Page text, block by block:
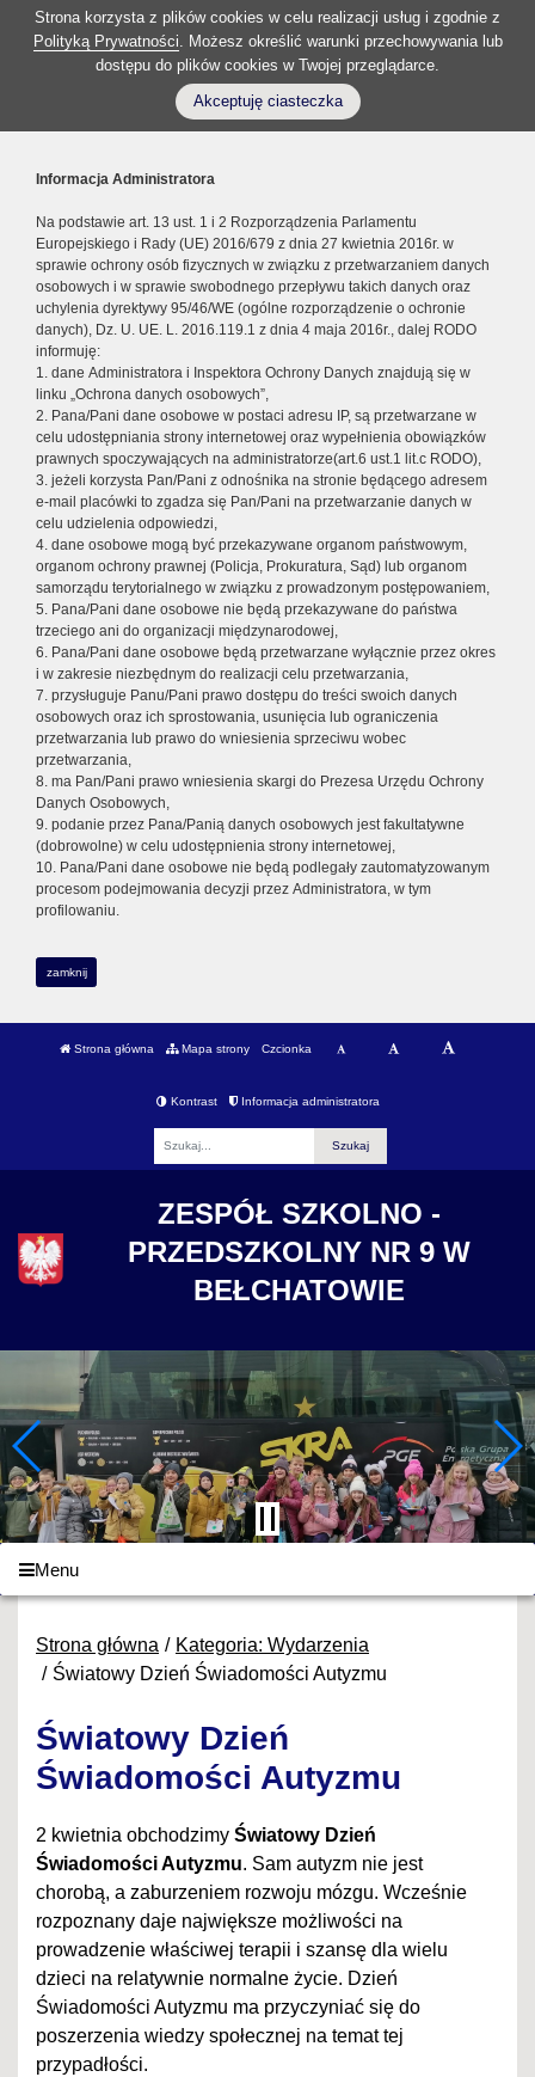
Strona korzysta z plików cookies w celu realizacji usług i zgodnie z
Polityką Prywatności. Możesz określić warunki przechowywania lub
dostępu do plików cookies w Twojej przeglądarce.
Akceptuję ciasteczka
Informacja Administratora
Na podstawie art. 13 ust. 1 i 2 Rozporządzenia Parlamentu
Europejskiego i Rady (UE) 2016/679 z dnia 27 kwietnia 2016r. w
sprawie ochrony osób fizycznych w związku z przetwarzaniem danych
osobowych i w sprawie swobodnego przepływu takich danych oraz
uchylenia dyrektywy 95/46/WE (ogólne rozporządzenie o ochronie
danych), Dz. U. UE. L. 2016.119.1 z dnia 4 maja 2016r., dalej RODO
informuję:
1. dane Administratora i Inspektora Ochrony Danych znajdują się w
linku „Ochrona danych osobowych”,
2. Pana/Pani dane osobowe w postaci adresu IP, są przetwarzane w
celu udostępniania strony internetowej oraz wypełnienia obowiązków
prawnych spoczywających na administratorze(art.6 ust.1 lit.c RODO),
3. jeżeli korzysta Pan/Pani z odnośnika na stronie będącego adresem
e-mail placówki to zgadza się Pan/Pani na przetwarzanie danych w
celu udzielenia odpowiedzi,
4. dane osobowe mogą być przekazywane organom państwowym,
organom ochrony prawnej (Policja, Prokuratura, Sąd) lub organom
samorządu terytorialnego w związku z prowadzonym postępowaniem,
5. Pana/Pani dane osobowe nie będą przekazywane do państwa
trzeciego ani do organizacji międzynarodowej,
6. Pana/Pani dane osobowe będą przetwarzane wyłącznie przez okres
i w zakresie niezbędnym do realizacji celu przetwarzania,
7. przysługuje Panu/Pani prawo dostępu do treści swoich danych
osobowych oraz ich sprostowania, usunięcia lub ograniczenia
przetwarzania lub prawo do wniesienia sprzeciwu wobec
przetwarzania,
8. ma Pan/Pani prawo wniesienia skargi do Prezesa Urzędu Ochrony
Danych Osobowych,
9. podanie przez Pana/Panią danych osobowych jest fakultatywne
(dobrowolne) w celu udostępnienia strony internetowej,
10. Pana/Pani dane osobowe nie będą podlegały zautomatyzowanym
procesom podejmowania decyzji przez Administratora, w tym
profilowaniu.
zamknij
Strona główna Mapa strony Czcionka
Kontrast Informacja administratora
ZESPÓŁ SZKOLNO -
PRZEDSZKOLNY NR 9 W
BEŁCHATOWIE
Menu
Strona główna
Kategoria: Wydarzenia
Światowy Dzień Świadomości Autyzmu
Światowy Dzień
Świadomości Autyzmu
2 kwietnia obchodzimy Światowy Dzień
Świadomości Autyzmu. Sam autyzm nie jest
chorobą, a zaburzeniem rozwoju mózgu. Wcześnie
rozpoznany daje największe możliwości na
prowadzenie właściwej terapii i szansę dla wielu
dzieci na relatywnie normalne życie. Dzień
Świadomości Autyzmu ma przyczyniać się do
poszerzenia wiedzy społecznej na temat tej
przypadłości.